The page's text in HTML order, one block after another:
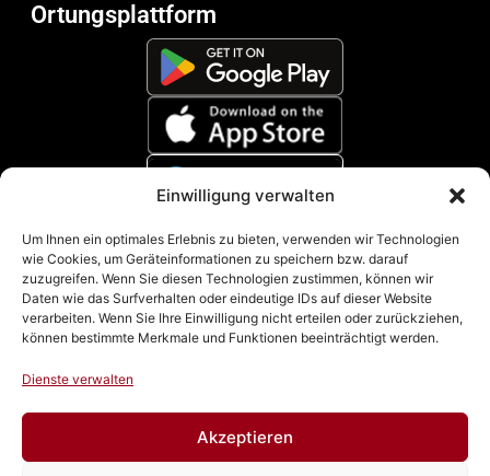
Einwilligung verwalten
Um Ihnen ein optimales Erlebnis zu bieten, verwenden wir Technologien
wie Cookies, um Geräteinformationen zu speichern bzw. darauf
zuzugreifen. Wenn Sie diesen Technologien zustimmen, können wir
Daten wie das Surfverhalten oder eindeutige IDs auf dieser Website
verarbeiten. Wenn Sie Ihre Einwilligung nicht erteilen oder zurückziehen,
können bestimmte Merkmale und Funktionen beeinträchtigt werden.
Dienste verwalten
Akzeptieren
Ortungsplattform
Zahlungsmethoden
Impressum|Datenschutz|Cookie Richtline (EU)|AGB